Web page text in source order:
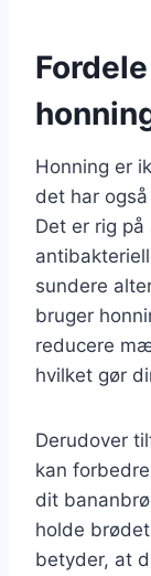
Honning er
det har
Det er rig
sundere
bruger
reducere
hvilket gør
Derudover
kan
dit
holde
betyder, at